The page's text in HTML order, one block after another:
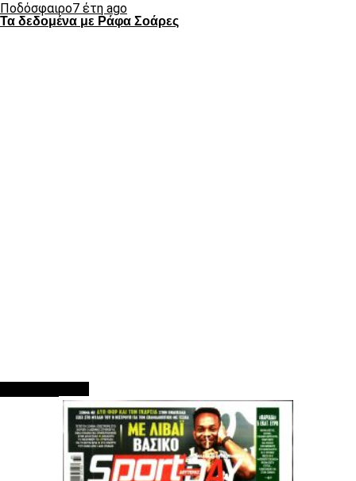
Ποδόσφαιρο7 έτη ago
Τα δεδομένα με Ράφα Σοάρες